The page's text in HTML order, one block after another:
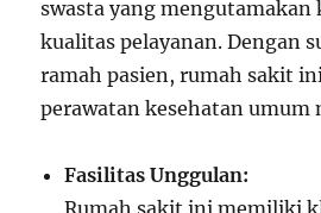
swasta yang mengutamakan
kualitas pelayanan. Dengan
ramah pasien, rumah sakit
perawatan kesehatan umum
Fasilitas Unggulan: